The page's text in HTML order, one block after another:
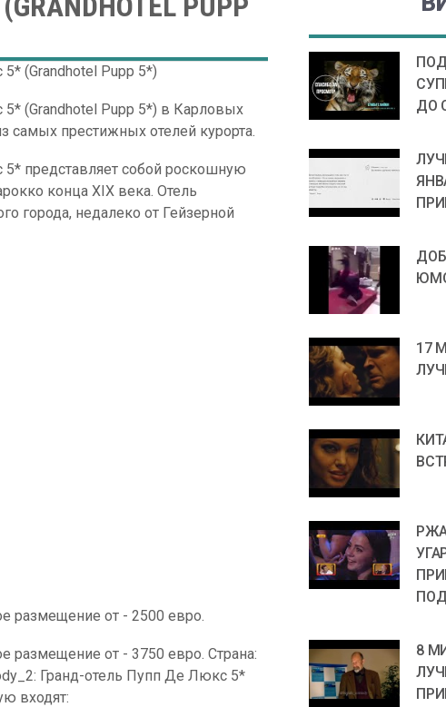
(Grandhotel Pupp 5*)
(Grandhotel Pupp 5*) в Карловых
самых престижных отелей курорта.
представляет собой роскошную
конца XIX века. Отель
города, недалеко от Гейзерной
размещение от - 2500 евро.
размещение от - 3750 евро. Страна:
Гранд-отель Пупп Де Люкс 5*
входят:
ДО
17
8